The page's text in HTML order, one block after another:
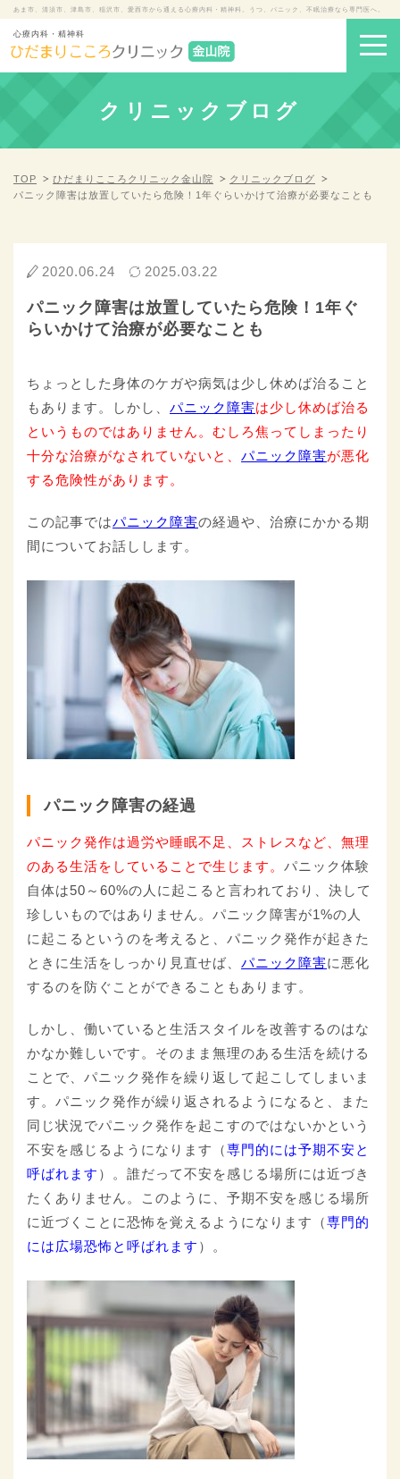
あま市、清須市、津島市、稲沢市、愛西市から通える心療内科・精神科。うつ、パニック、不眠治療なら専門医へ。
心療内科・精神科
クリニックブログ
TOP ひだまりこころクリニック金山院
クリニックブログ
パニック障害は放置していたら危険！1年ぐらいかけて治療が必要なことも
2020.06.24 2025.03.22
パニック障害は放置していたら危険！1年ぐ
らいかけて治療が必要なことも
ちょっとした身体のケガや病気は少し休めば治ること
もあります。しかし、 パニック障害は少し休めば治る
というものではありません。むしろ焦ってしまったり
十分な治療がなされていないと、 パニック障害が悪化
する危険性があります。
この記事ではパニック障害の経過や、治療にかかる期
間についてお話しします。
パニック障害の経過
パニック発作は過労や睡眠不足、ストレスなど、無理
のある生活をしていることで生じます。 パニック体験
自体は50～60%の人に起こると言われており、決して
珍しいものではありません。パニック障害が1%の人
に起こるというのを考えると、パニック発作が起きた
ときに生活をしっかり見直せば、 パニック障害に悪化
するのを防ぐことができることもあります。
しかし、働いていると生活スタイルを改善するのはな
かなか難しいです。そのまま無理のある生活を続ける
ことで、パニック発作を繰り返して起こしてしまいま
す。パニック発作が繰り返されるようになると、また
同じ状況でパニック発作を起こすのではないかという
不安を感じるようになります（専門的には予期不安と
呼ばれます ）。誰だって不安を感じる場所には近づき
たくありません。このように、予期不安を感じる場所
に近づくことに恐怖を覚えるようになります（専門的
には広場恐怖と呼ばれます ）。